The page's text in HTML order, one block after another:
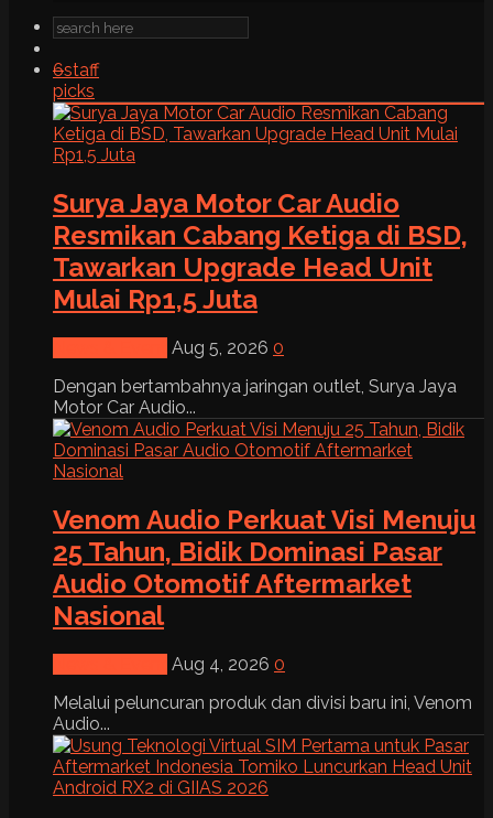
6staff
picks
Surya Jaya Motor Car Audio
Resmikan Cabang Ketiga di BSD,
Tawarkan Upgrade Head Unit
Mulai Rp1,5 Juta
Aug 5, 2026 0
Dengan bertambahnya jaringan outlet, Surya Jaya
Motor Car Audio...
Venom Audio Perkuat Visi Menuju
25 Tahun, Bidik Dominasi Pasar
Audio Otomotif Aftermarket
Nasional
Aug 4, 2026 0
Melalui peluncuran produk dan divisi baru ini, Venom
Audio...